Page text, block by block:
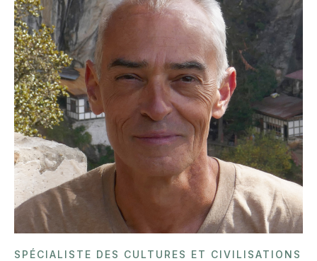
SPÉCIALISTE DES CULTURES ET CIVILISATIONS